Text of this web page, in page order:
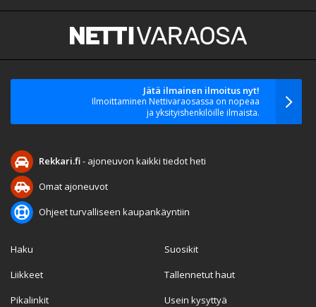
Jätä ilmainen ilmoitus nyt!
Ilmoittaminen Nettivaraosassa on nopeaa
ja yksityishenkilöille ilmaista.
Rekkari.fi- ajoneuvon kaikki tiedot heti
Omat ajoneuvot
Ohjeet turvalliseen kaupankäyntiin
Haku
Liikkeet
Pikalinkit
Suosikit
Tallennetut haut
Usein kysyttyä